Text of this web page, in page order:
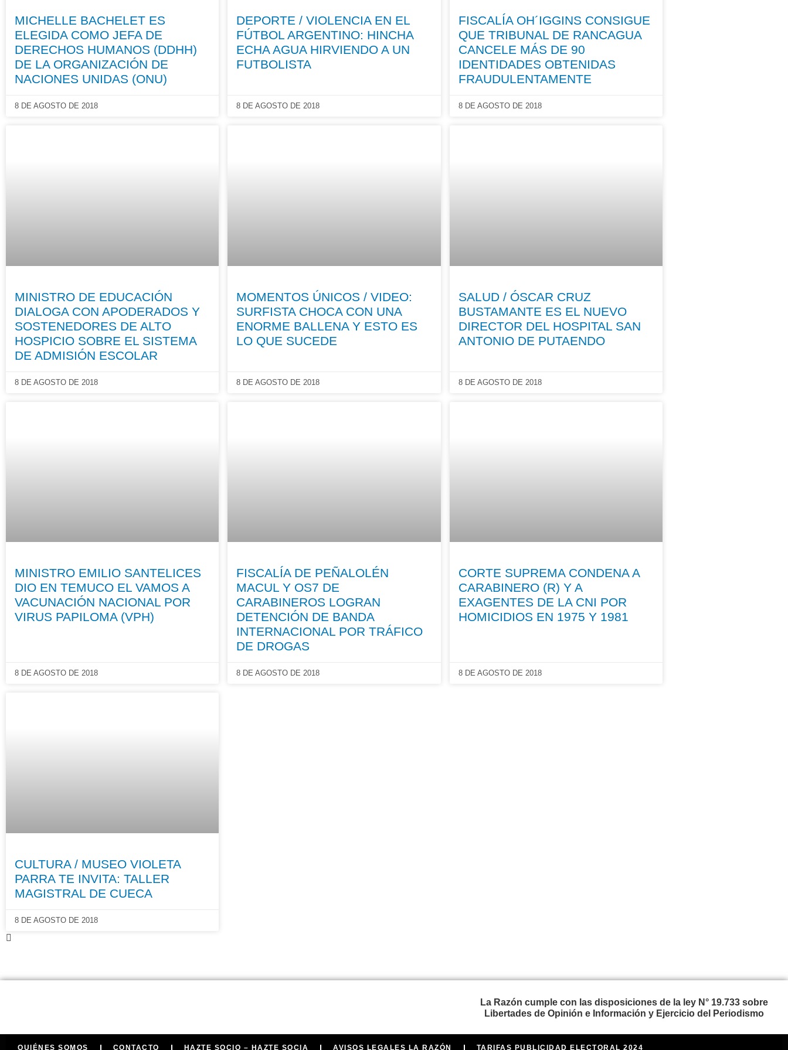
MICHELLE BACHELET ES
ELEGIDA COMO JEFA DE
DERECHOS HUMANOS (DDHH)
DE LA ORGANIZACIÓN DE
NACIONES UNIDAS (ONU)
8 DE AGOSTO DE 2018
DEPORTE / VIOLENCIA EN EL
FÚTBOL ARGENTINO: HINCHA
ECHA AGUA HIRVIENDO A UN
FUTBOLISTA
8 DE AGOSTO DE 2018
FISCALÍA OH´IGGINS CONSIGUE
QUE TRIBUNAL DE RANCAGUA
CANCELE MÁS DE 90
IDENTIDADES OBTENIDAS
FRAUDULENTAMENTE
8 DE AGOSTO DE 2018
MINISTRO DE EDUCACIÓN
DIALOGA CON APODERADOS Y
SOSTENEDORES DE ALTO
HOSPICIO SOBRE EL SISTEMA
DE ADMISIÓN ESCOLAR
8 DE AGOSTO DE 2018
MOMENTOS ÚNICOS / VIDEO:
SURFISTA CHOCA CON UNA
ENORME BALLENA Y ESTO ES
LO QUE SUCEDE
8 DE AGOSTO DE 2018
SALUD / ÓSCAR CRUZ
BUSTAMANTE ES EL NUEVO
DIRECTOR DEL HOSPITAL SAN
ANTONIO DE PUTAENDO
8 DE AGOSTO DE 2018
MINISTRO EMILIO SANTELICES
DIO EN TEMUCO EL VAMOS A
VACUNACIÓN NACIONAL POR
VIRUS PAPILOMA (VPH)
8 DE AGOSTO DE 2018
FISCALÍA DE PEÑALOLÉN
MACUL Y OS7 DE
CARABINEROS LOGRAN
DETENCIÓN DE BANDA
INTERNACIONAL POR TRÁFICO
DE DROGAS
8 DE AGOSTO DE 2018
CORTE SUPREMA CONDENA A
CARABINERO (R) Y A
EXAGENTES DE LA CNI POR
HOMICIDIOS EN 1975 Y 1981
8 DE AGOSTO DE 2018
CULTURA / MUSEO VIOLETA
PARRA TE INVITA: TALLER
MAGISTRAL DE CUECA
8 DE AGOSTO DE 2018
La Razón cumple con las disposiciones de la ley N° 19.733 sobre
Libertades de Opinión e Información y Ejercicio del Periodismo
QUIÉNES SOMOS CONTACTO HAZTE SOCIO – HAZTE SOCIA AVISOS LEGALES LA RAZÓN TARIFAS PUBLICIDAD ELECTORAL 2024